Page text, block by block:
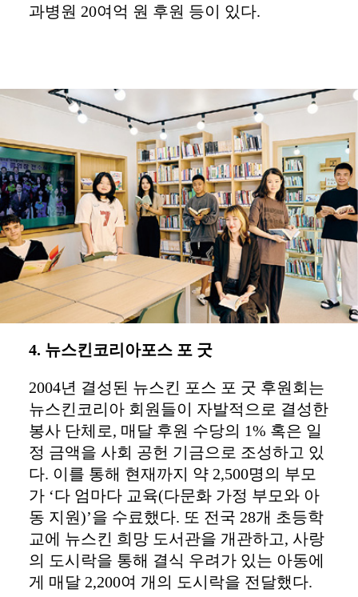
과병원 20여억 원 후원 등이 있다.
4. 뉴스킨코리아포스 포 굿
2004년 결성된 뉴스킨 포스 포 굿 후원회는
뉴스킨코리아 회원들이 자발적으로 결성한
봉사 단체로, 매달 후원 수당의 1% 혹은 일
정 금액을 사회 공헌 기금으로 조성하고 있
다. 이를 통해 현재까지 약 2,500명의 부모
가 ‘다 엄마다 교육(다문화 가정 부모와 아
동 지원)’을 수료했다. 또 전국 28개 초등학
교에 뉴스킨 희망 도서관을 개관하고, 사랑
의 도시락을 통해 결식 우려가 있는 아동에
게 매달 2,200여 개의 도시락을 전달했다.